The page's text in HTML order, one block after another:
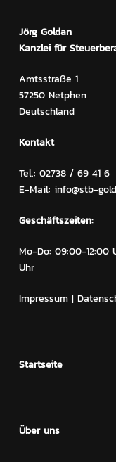
Jörg Goldan
Kanzlei für
Amtsstraße 1
57250 Netphen
Deutschland
Kontakt
Tel.: 02738 / 69 41 6
E-Mail: info@stb-
Geschäftszeiten:
Mo-Do: 09:00-12:00
Uhr
Impressum|
Startseite
Über uns